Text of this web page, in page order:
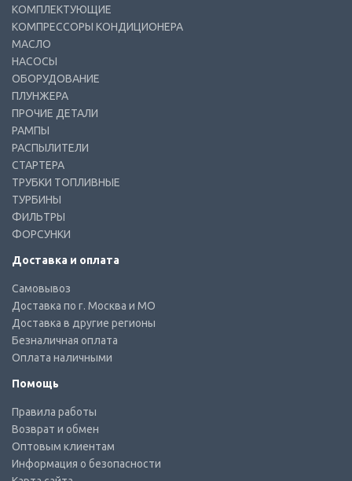
КОМПЛЕКТУЮЩИЕ
КОМПРЕССОРЫ КОНДИЦИОНЕРА
МАСЛО
НАСОСЫ
ОБОРУДОВАНИЕ
ПЛУНЖЕРА
ПРОЧИЕ ДЕТАЛИ
РАМПЫ
РАСПЫЛИТЕЛИ
СТАРТЕРА
ТРУБКИ ТОПЛИВНЫЕ
ТУРБИНЫ
ФИЛЬТРЫ
ФОРСУНКИ
Доставка и оплата
Самовывоз
Доставка по г. Москва и МО
Доставка в другие регионы
Безналичная оплата
Оплата наличными
Помощь
Правила работы
Возврат и обмен
Оптовым клиентам
Информация о безопасности